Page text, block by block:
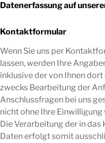
Datenerfassung auf
Kontaktformular
Wenn Sie uns per
lassen, werden Ihre
inklusive der von Ihnen
zwecks Bearbeitung der
Anschlussfragen bei uns
nicht ohne Ihre Einwilligung
Die Verarbeitung der in
Daten erfolgt somit